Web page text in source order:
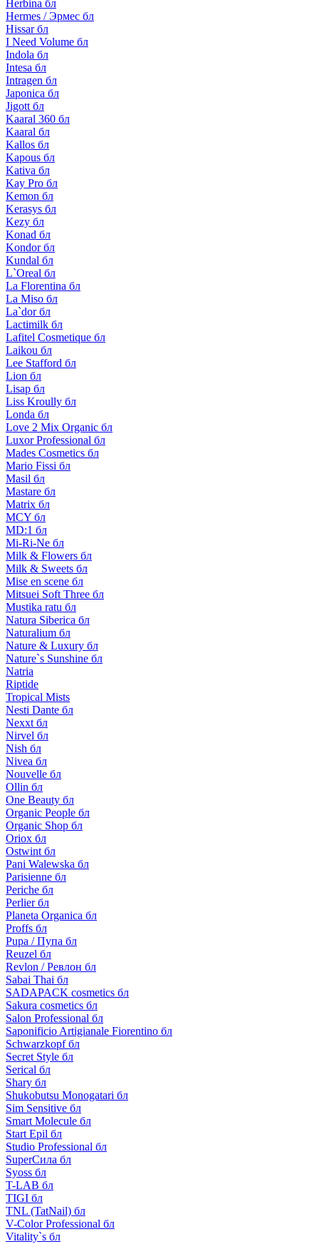
Herbina бл
Hermes / Эрмес бл
Hissar бл
I Need Volume бл
Indola бл
Intesa бл
Intragen бл
Japonica бл
Jigott бл
Kaaral 360 бл
Kaaral бл
Kallos бл
Kapous бл
Kativa бл
Kay Pro бл
Kemon бл
Kerasys бл
Kezy бл
Konad бл
Kondor бл
Kundal бл
L`Oreal бл
La Florentina бл
La Miso бл
La`dor бл
Lactimilk бл
Lafitel Cosmetique бл
Laikou бл
Lee Stafford бл
Lion бл
Lisap бл
Liss Kroully бл
Londa бл
Love 2 Mix Organic бл
Luxor Professional бл
Mades Cosmetics бл
Mario Fissi бл
Masil бл
Mastare бл
Matrix бл
MCY бл
MD:1 бл
Mi-Ri-Ne бл
Milk & Flowers бл
Milk & Sweets бл
Mise en scene бл
Mitsuei Soft Three бл
Mustika ratu бл
Natura Siberica бл
Naturalium бл
Nature & Luxury бл
Nature`s Sunshine бл
Natria
Riptide
Tropical Mists
Nesti Dante бл
Nexxt бл
Nirvel бл
Nish бл
Nivea бл
Nouvelle бл
Ollin бл
One Beauty бл
Organic People бл
Organic Shop бл
Oriox бл
Ostwint бл
Pani Walewska бл
Parisienne бл
Periche бл
Perlier бл
Planeta Organica бл
Proffs бл
Pupa / Пупа бл
Reuzel бл
Revlon / Ревлон бл
Sabai Thai бл
SADAPACK cosmetics бл
Sakura cosmetics бл
Salon Professional бл
Saponificio Artigianale Fiorentino бл
Schwarzkopf бл
Secret Style бл
Serical бл
Shary бл
Shukobutsu Monogatari бл
Sim Sensitive бл
Smart Molecule бл
Start Epil бл
Studio Professional бл
SuperСила бл
Syoss бл
T-LAB бл
TIGI бл
TNL (TatNail) бл
V-Color Professional бл
Vitality`s бл